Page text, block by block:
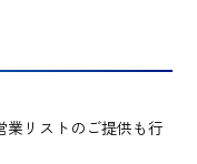
リストのご提供も行